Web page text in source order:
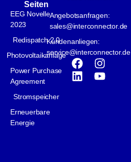
Seiten
EEG Novelle
2023
Redispatch 2.0
Photovoltaikanlage
Power Purchase
Agreement
Stromspeicher
Erneuerbare
Energie
Angebotsanfragen:
sales@interconnector.de
Kundenanliegen:
service@interconnector.de